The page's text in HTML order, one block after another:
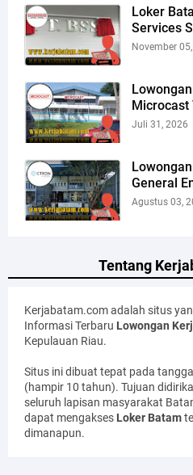
Loker
Services
November
Microcast
Juli 31, 2026
General
Agustus 03,
Tentang
Kerjabatam.com adalah situs
Informasi Terbaru Lowongan
Kepulauan Riau.
Situs ini dibuat tepat pada
(hampir 10 tahun). Tujuan
seluruh lapisan masyarakat
dapat mengakses Loker Batam
dimanapun.